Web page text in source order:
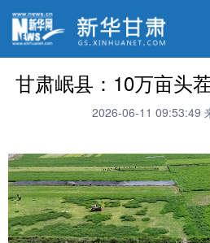
甘肃岷县：10万亩头
2026-06-11 09:53:49